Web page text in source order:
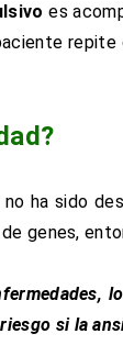
es
ha sido
genes,
si la